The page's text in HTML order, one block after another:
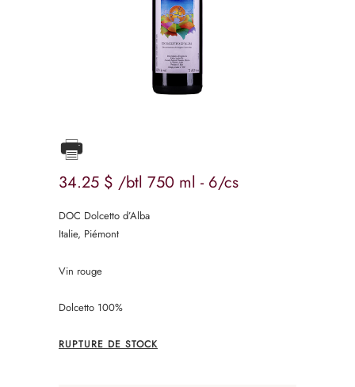
34 25 $ /btl 750 ml - 6/cs
DOC Dolcetto d’Alba
Italie, Piémont
Vin rouge
Dolcetto 100%
RUPTURE DE STOCK